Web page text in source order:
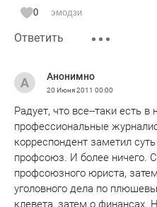
гастарбайтарами мы
хаосом.Пора давно
заводом и куда это может
0 эмодзи
Ответить
Анонимно
20 Июня 2011 00:00
Радует, что все--таки есть в
профессиональные
корреспондент заметил
профсоюз. И более ничего.
профсоюзного юриста,
уголовного дела по
клевета, затем о финансах.